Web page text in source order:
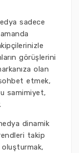
sadece
görüşlerini
olan
sohbet etmek,
samimiyet,
dinamik
takip